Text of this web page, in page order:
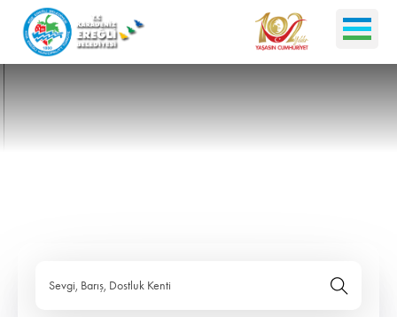
Sevgi, Barış, Dostluk Kenti